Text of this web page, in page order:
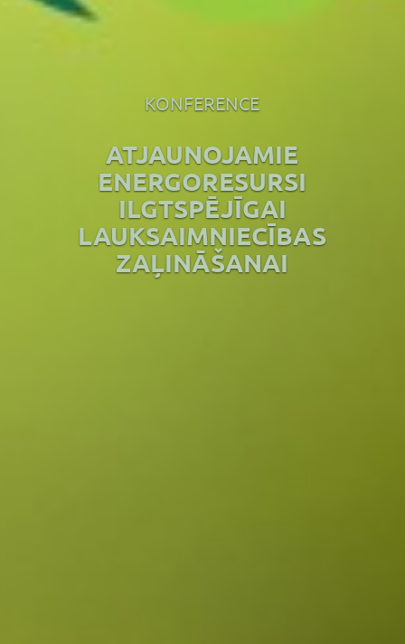
KONFERENCE
ATJAUNOJAMIE
ENERGORESURSI
ILGTSPĒJĪGAI
LAUKSAIMNIECĪBAS
ZAĻINĀŠANAI